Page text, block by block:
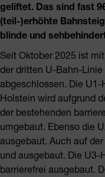
geliftet. Das sind fast
(teil-)erhöhte
blinde und
Seit Oktober 2025 ist
der dritten U-Bahn-
abgeschlossen. Die
Holstein wird aufgrund
der bestehenden
umgebaut. Ebenso die
ausgebaut. Auch auf
und ausgebaut. Die
barrierefrei ausgebaut.